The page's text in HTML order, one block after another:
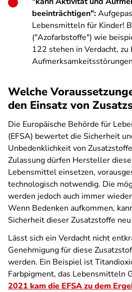
beeinträchtigen":
Lebensmitteln für Kinder!
("Azofarbstoffe") wie
122 stehen in Verdacht,
Welche
den Einsatz von
Die Europäische Behörde für
(EFSA) bewertet die Sicherheit
Unbedenklichkeit von
Zulassung dürfen Hersteller
Lebensmittel einsetzen,
technologisch notwendig. Die
werden jedoch auch immer
Wenn Bedenken aufkommen,
Sicherheit dieser Zusatzstoffe
Lässt sich ein Verdacht nicht
Genehmigung für diese
werden. Ein Beispiel ist
Farbpigment, das Lebensmitteln
2021 kam die EFSA zu dem